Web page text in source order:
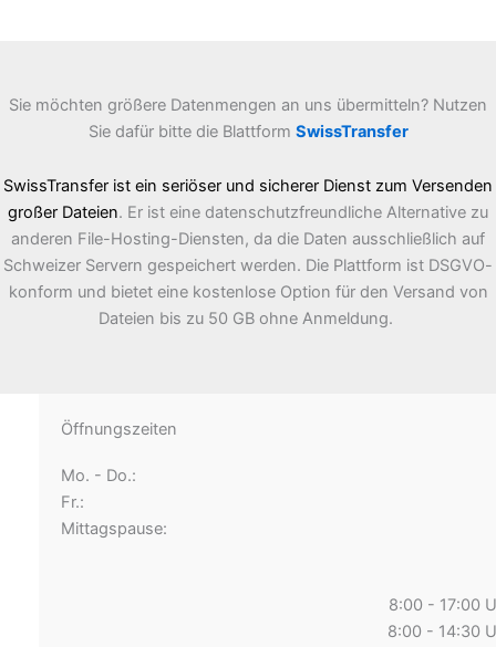
Sie möchten größere Datenmengen an uns übermitteln? Nutzen
Sie dafür bitte die Blattform SwissTransfer
SwissTransfer ist ein seriöser und sicherer Dienst zum Versenden
großer Dateien. Er ist eine datenschutzfreundliche Alternative zu
anderen File-Hosting-Diensten, da die Daten ausschließlich auf
Schweizer Servern gespeichert werden. Die Plattform ist DSGVO-
konform und bietet eine kostenlose Option für den Versand von
Dateien bis zu 50 GB ohne Anmeldung.
Öffnungszeiten
Mo. - Do.:
Fr.:
Mittagspause:
8:00 - 17:00
8:00 - 14:30